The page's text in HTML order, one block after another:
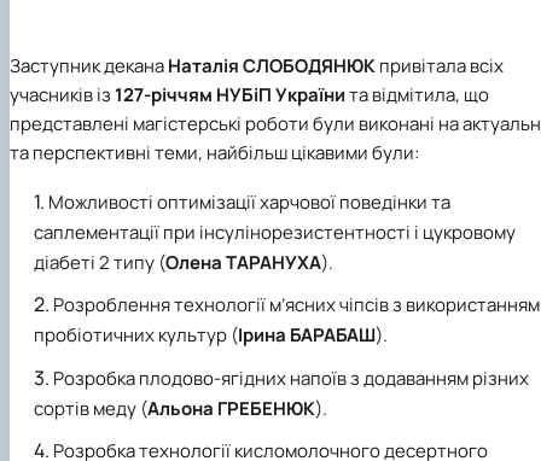
Заступник деканаНаталія СЛОБОДЯНЮКпривітала всіх
учасників із 127-річчям НУБіП Українита відмітила, що
представлені магістерські роботи були виконані на
та перспективні теми, найбільш цікавими були:
Можливості оптимізації харчової поведінки та
саплементації при інсулінорезистентності і цукровому
діабеті 2 типу (Олена ТАРАНУХА).
Розроблення технології м’ясних чіпсів з використанням
пробіотичних культур (Ірина БАРАБАШ).
Розробка плодово-ягідних напоїв з додаванням різних
сортів меду (Альона ГРЕБЕНЮК).
Розробка технології кисломолочного десертного